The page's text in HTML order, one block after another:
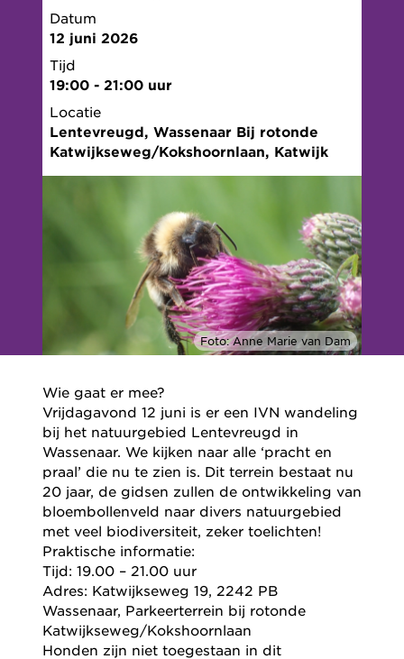
Datum
12 juni 2026
Tijd
19:00 - 21:00 uur
Locatie
Lentevreugd, Wassenaar Bij rotonde
Katwijkseweg/Kokshoornlaan, Katwijk
Foto: Anne Marie van Dam
Wie gaat er mee?
Vrijdagavond 12 juni is er een IVN wandeling
bij het natuurgebied Lentevreugd in
Wassenaar. We kijken naar alle ‘pracht en
praal’ die nu te zien is. Dit terrein bestaat nu
20 jaar, de gidsen zullen de ontwikkeling van
bloembollenveld naar divers natuurgebied
met veel biodiversiteit, zeker toelichten!
Praktische informatie:
Tijd: 19.00 – 21.00 uur
Adres: Katwijkseweg 19, 2242 PB
Wassenaar, Parkeerterrein bij rotonde
Katwijkseweg/Kokshoornlaan
Honden zijn niet toegestaan in dit